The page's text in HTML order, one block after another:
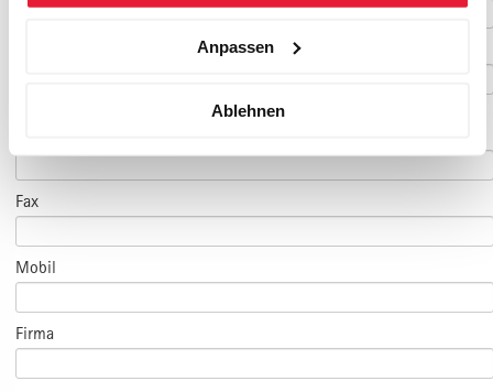
Anpassen
Ablehnen
Fax
Mobil
Firma